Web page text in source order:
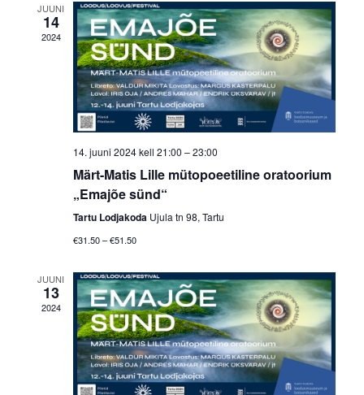
JUUNI
14
2024
14. juuni 2024 kell 21:00 –23:00
Märt-Matis Lille mütopoeetiline oratoorium
„Emajõe sünd“
Tartu Lodjakoda Ujula tn 98, Tartu
€31.50 – €51.50
JUUNI
13
2024